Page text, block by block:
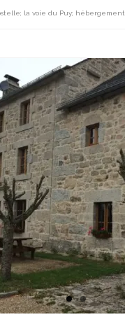
la voie du Puy; hébergement